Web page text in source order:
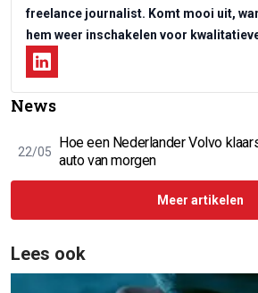
freelance journalist. Komt mooi uit,
hem weer inschakelen voor
News
22/05
Hoe een Nederlander Volvo
auto van morgen
Meer artikelen
Lees ook